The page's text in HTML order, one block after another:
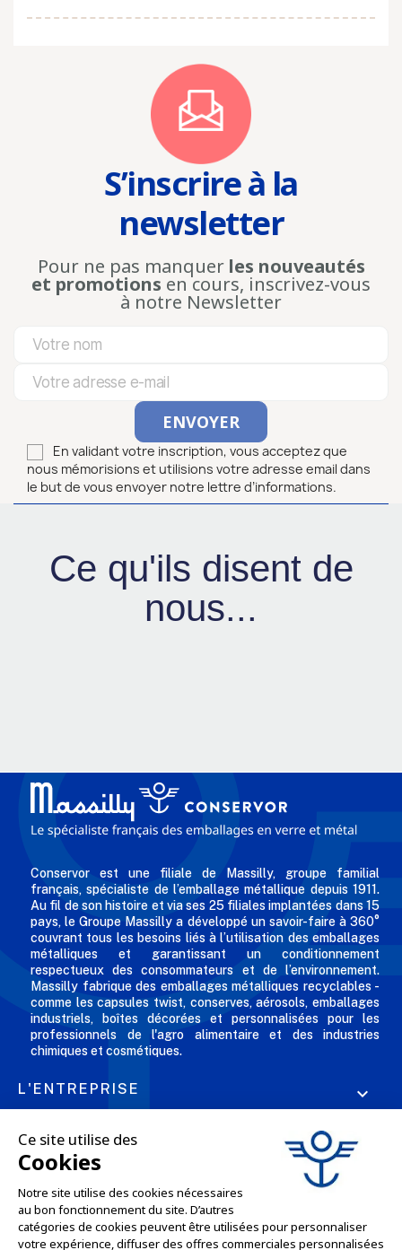
S’inscrire à la
newsletter
Pour ne pas manquer les nouveautés
et promotions en cours, inscrivez-vous
à notre Newsletter
En validant votre inscription, vous acceptez que
nous mémorisions et utilisions votre adresse email dans
le but de vous envoyer notre lettre d’informations.
Ce qu'ils disent de
nous...
Conservor est une filiale de Massilly, groupe familial
français, spécialiste de l’emballage métallique depuis 1911.
Au fil de son histoire et via ses 25 filiales implantées dans 15
pays, le Groupe Massilly a développé un savoir-faire à 360°
couvrant tous les besoins liés à l’utilisation des emballages
métalliques et garantissant un conditionnement
respectueux des consommateurs et de l’environnement.
Massilly fabrique des emballages métalliques recyclables -
comme les capsules twist, conserves, aérosols, emballages
industriels, boîtes décorées et personnalisées pour les
professionnels de l'agro alimentaire et des industries
chimiques et cosmétiques.
L'ENTREPRISE 
NOS OFFRES 
SERVICES VENTE EN LIGNE 